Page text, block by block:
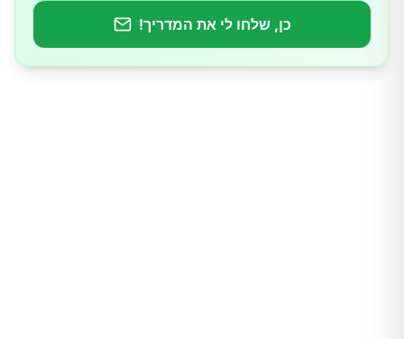
מתי כדאי לשקול ניתוח?
כן, שלחו לי את המדריך!